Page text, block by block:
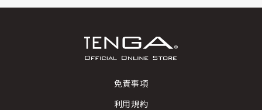
免責事項
利用規約